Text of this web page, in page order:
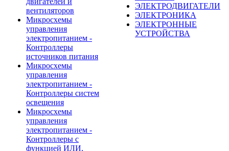
вентиляторов
Микросхемы
управления
электропитанием -
Контроллеры
источников питания
Микросхемы
управления
электропитанием -
Контроллеры систем
освещения
Микросхемы
управления
электропитанием -
Контроллеры с
функцией ИЛИ,
ЭЛЕКТРОДВИГАТЕЛИ
ЭЛЕКТРОНИКА
ЭЛЕКТРОННЫЕ
УСТРОЙСТВА